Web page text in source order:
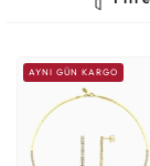
AYNI GÜN KARGO